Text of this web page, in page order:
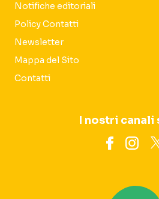
Notifiche editoriali
Policy Contatti
Newsletter
Mappa del Sito
Contatti
I nostri canali